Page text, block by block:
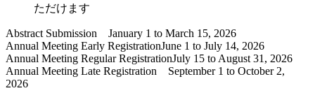
ただけます
Abstract Submission January 1 to March 15, 2026
Annual Meeting Early RegistrationJune 1 to July 14, 2026
Annual Meeting Regular RegistrationJuly 15 to August 31, 2026
Annual Meeting Late Registration September 1 to October 2,
2026